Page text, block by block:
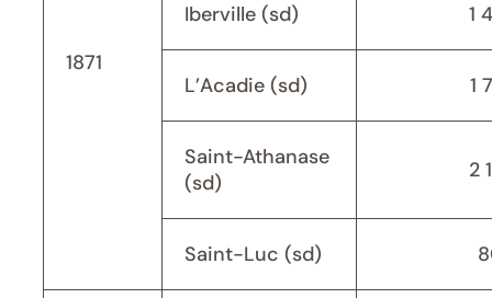
1871
Iberville (sd) 1
L’Acadie (sd) 1
Saint-Athanase
(sd)
2
Saint-Luc (sd)